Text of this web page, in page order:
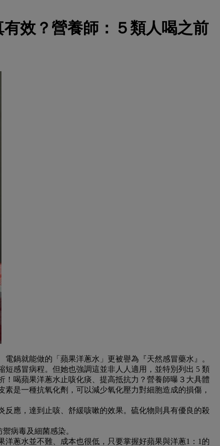
效？營養師：５類人喝之前
鍋就能做的「蘋果洋蔥水」更被譽為『天然感冒藥水』。
感冒病程。但她也強調這並非人人適用，並特別列出 5 類
喝蘋果洋蔥水止咳化痰、提高抵抗力？營養師曝３大具體
是一種抗氧化劑，可以減少氧化壓力對細胞造成的損傷，
反應，達到 止咳、舒緩咳嗽的效果。硫化物則具有優良的殺
病毒及細菌感染。
蔥水並不難、成本也很低，只要掌握好蘋果與洋蔥1：1的